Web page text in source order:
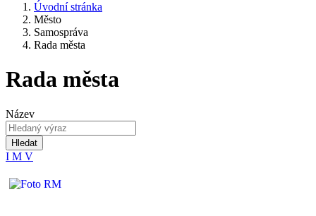
Úvodní stránka
Město
Samospráva
Rada města
Rada města
Název
Hledat
I M V